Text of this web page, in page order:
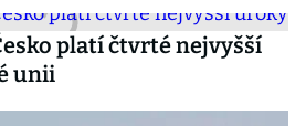
platí čtvrté nejvyšší
unii